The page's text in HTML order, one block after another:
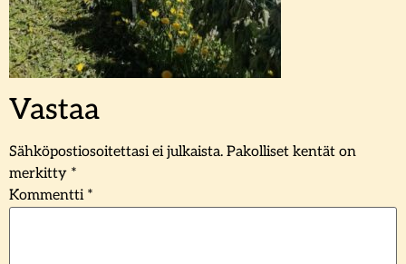
Vastaa
Sähköpostiosoitettasi ei julkaista. Pakolliset kentät on
merkitty *
Kommentti *